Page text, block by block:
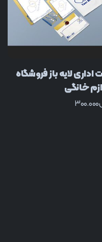
لایه باز فروشگاه
خانگی
300.000